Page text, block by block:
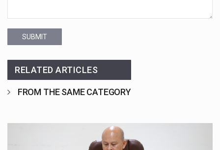
SUBMIT
RELATED ARTICLES
FROM THE SAME CATEGORY